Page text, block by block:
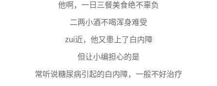
他啊，一日三餐美食绝不辜负
二两小酒不喝浑身难受
zui近，他又患上了白内障
但让小编担心的是
常听说糖尿病引起的白内障，一般不好治疗